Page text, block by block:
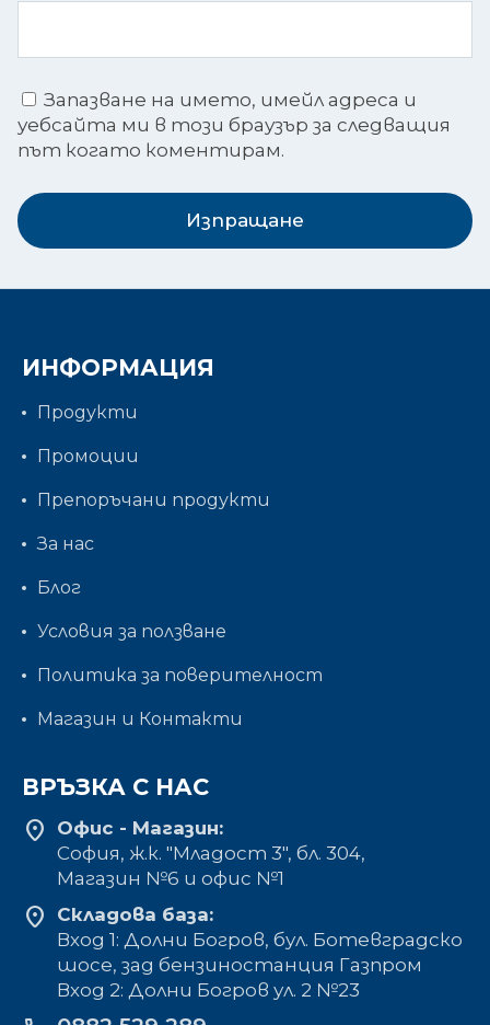
Запазване на името, имейл адреса и
уебсайта ми в този браузър за следващия
път когато коментирам.
Изпращане
ИНФОРМАЦИЯ
Продукти
Промоции
Препоръчани продукти
За нас
Блог
Условия за ползване
Политика за поверителност
Магазин и Контакти
ВРЪЗКА С НАС
location_on
Офис - Магазин:
София, ж.к. "Младост 3", бл. 304,
Mагазин №6 и офис №1
location_on
Складова база:
Вход 1: Долни Богров, бул. Ботевградско
шосе, зад бензиностанция Газпром
Вход 2: Долни Богров ул. 2 №23